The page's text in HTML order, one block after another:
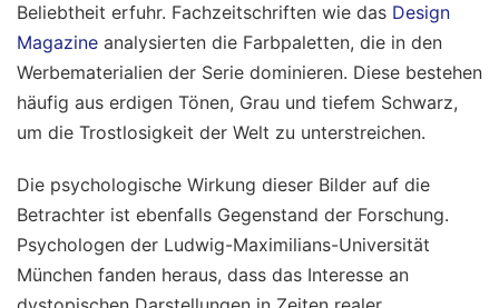
Beliebtheit erfuhr. Fachzeitschriften wie das Design
Magazine analysierten die Farbpaletten, die in den
Werbematerialien der Serie dominieren. Diese bestehen
häufig aus erdigen Tönen, Grau und tiefem Schwarz,
um die Trostlosigkeit der Welt zu unterstreichen.
Die psychologische Wirkung dieser Bilder auf die
Betrachter ist ebenfalls Gegenstand der Forschung.
Psychologen der Ludwig-Maximilians-Universität
München fanden heraus, dass das Interesse an